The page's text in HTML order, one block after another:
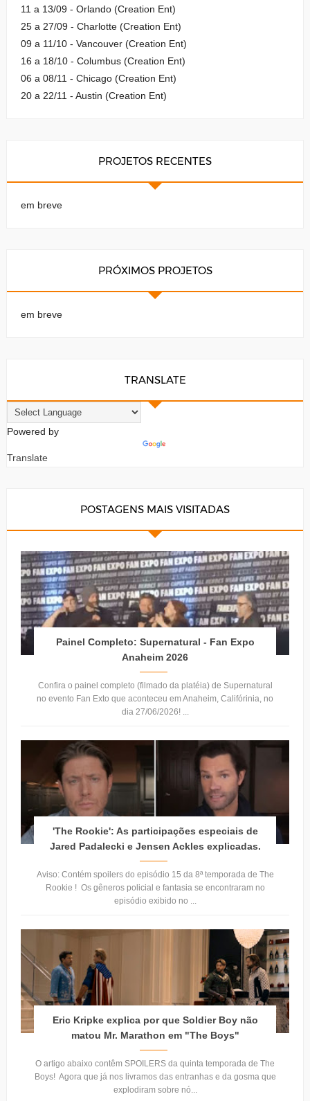
11 a 13/09 - Orlando (Creation Ent)
25 a 27/09 - Charlotte (Creation Ent)
09 a 11/10 - Vancouver (Creation Ent)
16 a 18/10 - Columbus (Creation Ent)
06 a 08/11 - Chicago (Creation Ent)
20 a 22/11 - Austin (Creation Ent)
PROJETOS RECENTES
em breve
PRÓXIMOS PROJETOS
em breve
TRANSLATE
Powered by
Translate
POSTAGENS MAIS VISITADAS
Painel Completo: Supernatural - Fan Expo
Anaheim 2026
Confira o painel completo (filmado da platéia) de Supernatural
no evento Fan Exto que aconteceu em Anaheim, Califórinia, no
dia 27/06/2026! ...
'The Rookie': As participações especiais de
Jared Padalecki e Jensen Ackles explicadas.
Aviso: Contém spoilers do episódio 15 da 8ª temporada de The
Rookie ! Os gêneros policial e fantasia se encontraram no
episódio exibido no ...
Eric Kripke explica por que Soldier Boy não
matou Mr. Marathon em "The Boys"
O artigo abaixo contêm SPOILERS da quinta temporada de The
Boys! Agora que já nos livramos das entranhas e da gosma que
explodiram sobre nó...